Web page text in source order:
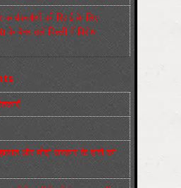
की रिहाई के लिए
के बैनर तले दिल्ली में विरोध
और मोदी सरकार के दावों की